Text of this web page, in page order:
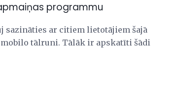
programmu
sazināties ar citiem lietotājiem šajā
tālruni. Tālāk ir apskatīti šādi